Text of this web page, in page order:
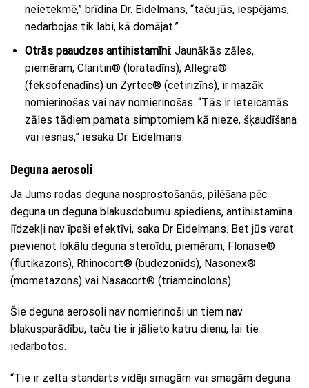
neietekmē,” brīdina Dr. Eidelmans, “taču jūs, iespējams,
nedarbojas tik labi, kā domājat.”
Otrās paaudzes antihistamīni: Jaunākās zāles,
piemēram, Claritin® (loratadīns), Allegra®
(feksofenadīns) un Zyrtec® (cetirizīns), ir mazāk
nomierinošas vai nav nomierinošas. “Tās ir ieteicamās
zāles tādiem pamata simptomiem kā nieze, šķaudīšana
vai iesnas,” iesaka Dr. Eidelmans.
Deguna aerosoli
Ja Jums rodas deguna nosprostošanās, pilēšana pēc
deguna un deguna blakusdobumu spiediens, antihistamīna
līdzekļi nav īpaši efektīvi, saka Dr Eidelmans. Bet jūs varat
pievienot lokālu deguna steroīdu, piemēram, Flonase®
(flutikazons), Rhinocort® (budezonīds), Nasonex®
(mometazons) vai Nasacort® (triamcinolons).
Šie deguna aerosoli nav nomierinoši un tiem nav
blakusparādību, taču tie ir jālieto katru dienu, lai tie
iedarbotos.
“Tie ir zelta standarts vidēji smagām vai smagām deguna